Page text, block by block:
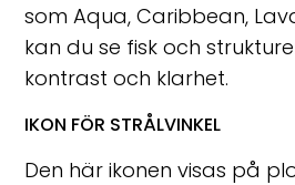
som Aqua, Caribbean,
kan du se fisk och
kontrast och klarhet.
IKON FÖR STRÅLVINKEL
Den här ikonen visas på